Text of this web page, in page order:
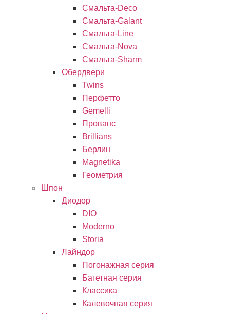
Смальта-Deco
Смальта-Galant
Смальта-Line
Смальта-Nova
Смальта-Sharm
Обердвери
Twins
Перфетто
Gemelli
Прованс
Brillians
Берлин
Magnetika
Геометрия
Шпон
Диодор
DIO
Moderno
Storia
Лайндор
Погонажная серия
Багетная серия
Классика
Калевочная серия